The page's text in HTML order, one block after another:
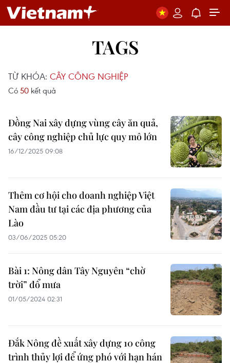
TAGS
TỪ KHÓA: CÂY CÔNG NGHIỆP
Có 50 kết quả
Đồng Nai xây dựng vùng cây ăn quả,
cây công nghiệp chủ lực quy mô lớn
16/12/2025 09:08
Thêm cơ hội cho doanh nghiệp Việt
Nam đầu tư tại các địa phương của
Lào
03/06/2025 05:20
Bài 1: Nông dân Tây Nguyên “chờ
trời” đổ mưa
01/05/2024 02:31
Đắk Nông đề xuất xây dựng 10 công
trình thủy lợi để ứng phó với hạn hán